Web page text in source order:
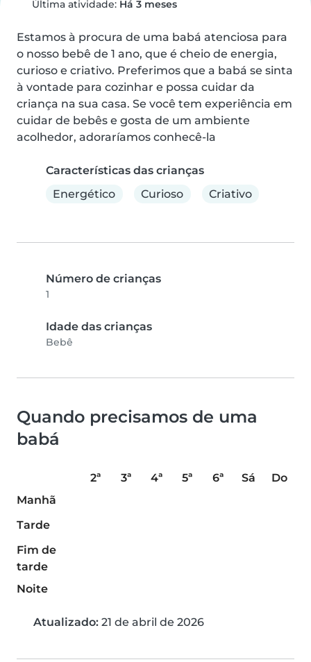
Última atividade: Há 3 meses
Estamos à procura de uma babá atenciosa para
o nosso bebê de 1 ano, que é cheio de energia,
curioso e criativo. Preferimos que a babá se sinta
à vontade para cozinhar e possa cuidar da
criança na sua casa. Se você tem experiência em
cuidar de bebês e gosta de um ambiente
acolhedor, adoraríamos conhecê-la
Características das crianças
Energético
Curioso Criativo
Número de crianças
1
Idade das crianças
Bebê
Quando precisamos de uma
babá
2ª 3ª 4ª 5ª 6ª Sá
Do
Manhã
Tarde
Fim de
tarde
Noite
Atualizado: 21 de abril de 2026